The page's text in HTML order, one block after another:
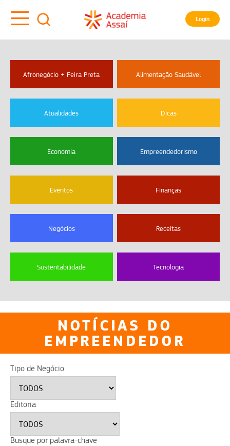
Login
Afronegócio + Feira Preta Alimentação Saudável
Atualidades Dicas
Economia Empreendedorismo
Eventos Finanças
Negócios Receitas
Sustentabilidade Tecnologia
NOTÍCIAS DO
EMPREENDEDOR
Tipo de Negócio
Editoria
Busque por palavra-chave